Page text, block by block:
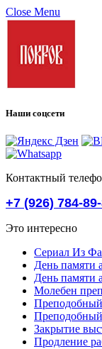
Close Menu
Наши соцсети
Контактный
+7 (926) 784-
Это интересно
Сериал Из
День памяти
День памяти
Молебен
Закрытие
Продление